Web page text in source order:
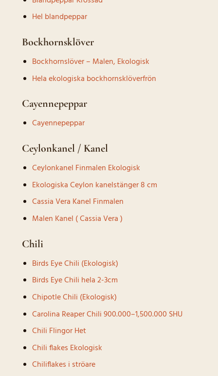
Hel blandpeppar
Bockhornsklöver
Bockhornslöver – Malen, Ekologisk
Hela ekologiska bockhornsklöverfrön
Cayennepeppar
Cayennepeppar
Ceylonkanel / Kanel
Ceylonkanel Finmalen Ekologisk
Ekologiska Ceylon kanelstänger 8 cm
Cassia Vera Kanel Finmalen
Malen Kanel ( Cassia Vera )
Chili
Birds Eye Chili (Ekologisk)
Birds Eye Chili hela 2-3cm
Chipotle Chili (Ekologisk)
Carolina Reaper Chili 900.000–1,500.000 SHU
Chili Flingor Het
Chili flakes Ekologisk
Chiliflakes i ströare